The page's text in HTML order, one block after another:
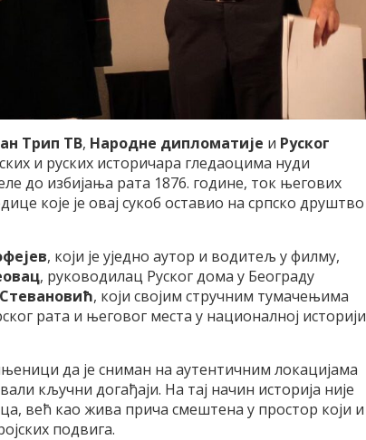
Трип ТВ, Народне дипломатије и Руског
и руских историчара гледаоцима нуди
до избијања рата 1876. године, ток његових
које је овај сукоб оставио на српско друштво
, који је уједно аутор и водитељ у филму,
, руководилац Руског дома у Београду
, који својим стручним тумачењима
рата и његовог места у националној историји
да је сниман на аутентичним локацијама
кључни догађаји. На тај начин историја није
већ као жива прича смештена у простор који и
подвига.